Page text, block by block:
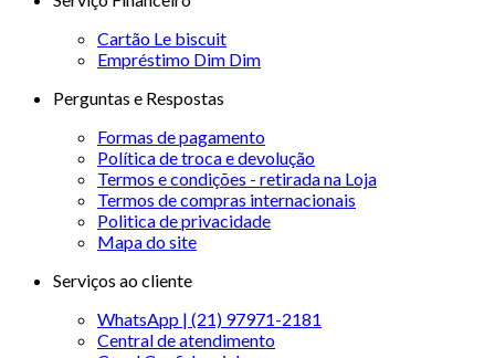
Cartão Le biscuit
Empréstimo Dim Dim
Perguntas e Respostas
Formas de pagamento
Política de troca e devolução
Termos e condições - retirada na Loja
Termos de compras internacionais
Politica de privacidade
Mapa do site
Serviços ao cliente
WhatsApp | (21) 97971-2181
Central de atendimento